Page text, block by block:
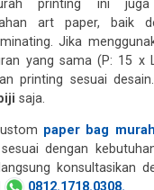
printing ini juga
art paper, baik
Jika
yang sama (P: 15 x
printing sesuai
saja.
paper bag
dengan
konsultasikan
0812.1718.0308.